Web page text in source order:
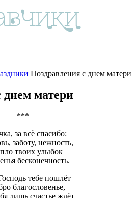
Поздравления с днем матери
днем матери
***
за всё спасибо:
заботу, нежность,
твоих улыбок
бесконечность.
тебе пошлёт
благословенье,